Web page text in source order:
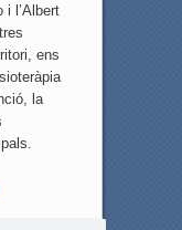
i l’Albert
ens
la